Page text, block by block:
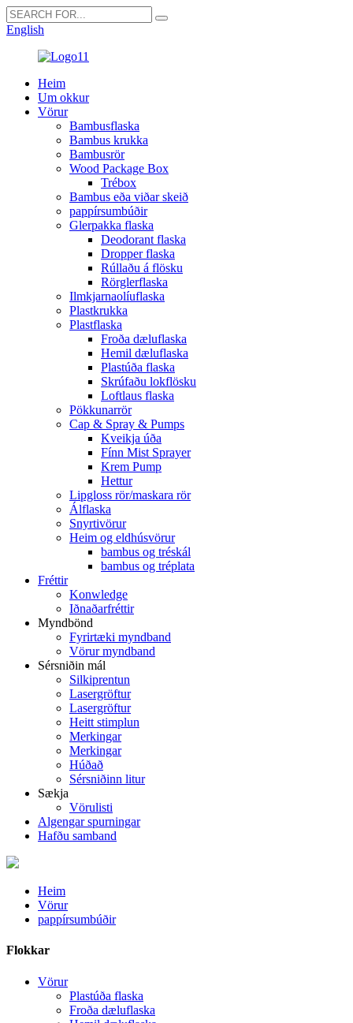
English
Heim
Um okkur
Vörur
Bambusflaska
Bambus krukka
Bambusrör
Wood Package Box
Trébox
Bambus eða viðar skeið
pappírsumbúðir
Glerpakka flaska
Deodorant flaska
Dropper flaska
Rúllaðu á flösku
Rörglerflaska
Ilmkjarnaolíuflaska
Plastkrukka
Plastflaska
Froða dæluflaska
Hemil dæluflaska
Plastúða flaska
Skrúfaðu lokflösku
Loftlaus flaska
Pökkunarrör
Cap & Spray & Pumps
Kveikja úða
Fínn Mist Sprayer
Krem Pump
Hettur
Lipgloss rör/maskara rör
Álflaska
Snyrtivörur
Heim og eldhúsvörur
bambus og tréskál
bambus og tréplata
Fréttir
Konwledge
Iðnaðarfréttir
Myndbönd
Fyrirtæki myndband
Vörur myndband
Sérsniðin mál
Silkiprentun
Lasergröftur
Lasergröftur
Heitt stimplun
Merkingar
Merkingar
Húðað
Sérsniðinn litur
Sækja
Vörulisti
Algengar spurningar
Hafðu samband
Heim
Vörur
pappírsumbúðir
Flokkar
Vörur
Plastúða flaska
Froða dæluflaska